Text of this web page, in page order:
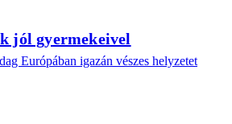
jól gyermekeivel
Európában igazán vészes helyzetet